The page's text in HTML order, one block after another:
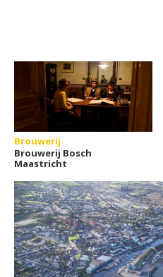
Brouwerij
Brouwerij Bosch
Maastricht